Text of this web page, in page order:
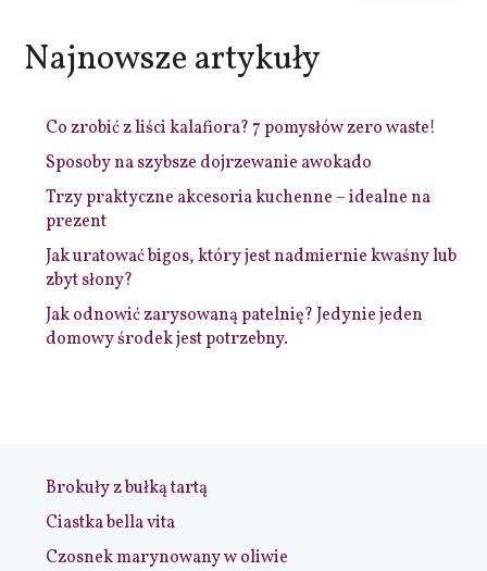
Najnowsze artykuły
Co zrobić z liści kalafiora? 7 pomysłów zero waste!
Sposoby na szybsze dojrzewanie awokado
Trzy praktyczne akcesoria kuchenne – idealne na
prezent
Jak uratować bigos, który jest nadmiernie kwaśny lub
zbyt słony?
Jak odnowić zarysowaną patelnię? Jedynie jeden
domowy środek jest potrzebny.
Brokuły z bułką tartą
Ciastka bella vita
Czosnek marynowany w oliwie